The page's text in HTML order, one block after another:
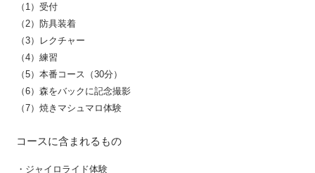
（1）受付
（2）防具装着
（3）レクチャー
（4）練習
（5）本番コース（30分）
（6）森をバックに記念撮影
（7）焼きマシュマロ体験
コースに含まれるもの
・ジャイロライド体験